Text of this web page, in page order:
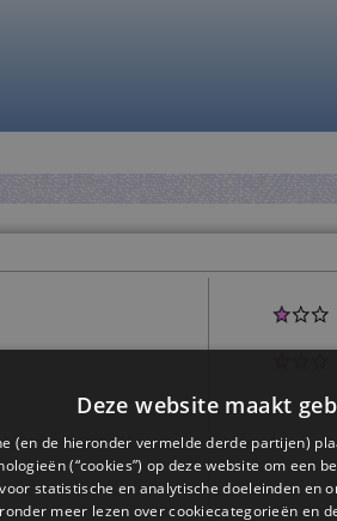
Deze website maakt
(en de hieronder vermelde derde partijen)
(“cookies”) op deze website om een
statistische en analytische doeleinden en
meer lezen over cookiecategorieën en